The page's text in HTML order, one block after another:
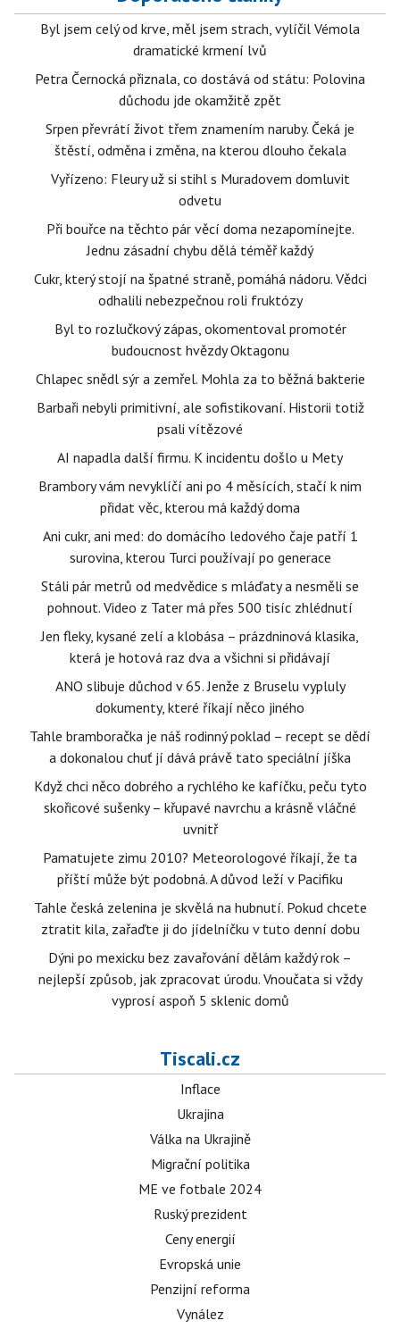
Byl jsem celý od krve, měl jsem strach, vylíčil Vémola
dramatické krmení lvů
Petra Černocká přiznala, co dostává od státu: Polovina
důchodu jde okamžitě zpět
Srpen převrátí život třem znamením naruby. Čeká je
štěstí, odměna i změna, na kterou dlouho čekala
Vyřízeno: Fleury už si stihl s Muradovem domluvit
odvetu
Při bouřce na těchto pár věcí doma nezapomínejte.
Jednu zásadní chybu dělá téměř každý
Cukr, který stojí na špatné straně, pomáhá nádoru. Vědci
odhalili nebezpečnou roli fruktózy
Byl to rozlučkový zápas, okomentoval promotér
budoucnost hvězdy Oktagonu
Chlapec snědl sýr a zemřel. Mohla za to běžná bakterie
Barbaři nebyli primitivní, ale sofistikovaní. Historii totiž
psali vítězové
AI napadla další firmu. K incidentu došlo u Mety
Brambory vám nevyklíčí ani po 4 měsících, stačí k nim
přidat věc, kterou má každý doma
Ani cukr, ani med: do domácího ledového čaje patří 1
surovina, kterou Turci používají po generace
Stáli pár metrů od medvědice s mláďaty a nesměli se
pohnout. Video z Tater má přes 500 tisíc zhlédnutí
Jen fleky, kysané zelí a klobása – prázdninová klasika,
která je hotová raz dva a všichni si přidávají
ANO slibuje důchod v 65. Jenže z Bruselu vypluly
dokumenty, které říkají něco jiného
Tahle bramboračka je náš rodinný poklad – recept se dědí
a dokonalou chuť jí dává právě tato speciální jíška
Když chci něco dobrého a rychlého ke kafíčku, peču tyto
skořicové sušenky – křupavé navrchu a krásně vláčné
uvnitř
Pamatujete zimu 2010? Meteorologové říkají, že ta
příští může být podobná. A důvod leží v Pacifiku
Tahle česká zelenina je skvělá na hubnutí. Pokud chcete
ztratit kila, zařaďte ji do jídelníčku v tuto denní dobu
Dýni po mexicku bez zavařování dělám každý rok –
nejlepší způsob, jak zpracovat úrodu. Vnoučata si vždy
vyprosí aspoň 5 sklenic domů
Tiscali.cz
Inflace
Ukrajina
Válka na Ukrajině
Migrační politika
ME ve fotbale 2024
Ruský prezident
Ceny energií
Evropská unie
Penzijní reforma
Vynález